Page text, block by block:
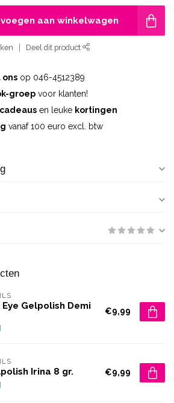
aan winkelwagen
Deel dit product
ons op 046-4512389
groep voor klanten!
en leuke kortingen
vanaf 100 euro excl. btw
Eye Gelpolish Demi
€9,99
Irina 8 gr. €9,99